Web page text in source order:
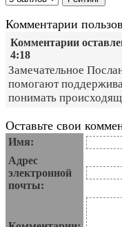
Комментарии
Комментарии
4:18
Замечательное
помогают
понимать
Оставьте свои
Имя:
Адрес
электронной
почты: